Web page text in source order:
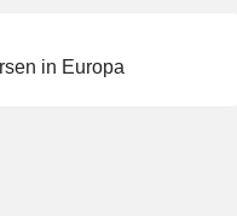
in Europa